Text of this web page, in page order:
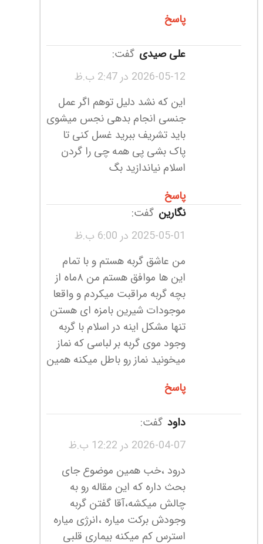
پاسخ
علی صیدی گفت:
2026-05-12 در 2:47 ب.ظ
این که نشد دلیل توهم اگر عمل
جنسی انجام بدهی نجس میشوی
باید تشریف ببرید غسل کنی تا
پاک بشی پی همه چی را گردن
اسلام نیاندازید بگ
پاسخ
نگارین گفت:
2025-05-01 در 6:00 ب.ظ
من عاشق گربه هستم و با تمام
این ها موافق هستم من ۸ماه از
بچه گربه مراقبت میکردم و واقعا
موجودات شیرین بامزه ای هستن
تنها مشکل اینه در اسلام با گربه
وجود موی گربه بر لباسی که نماز
میخونید نماز رو باطل میکنه همین
پاسخ
داود گفت:
2026-04-07 در 12:22 ب.ظ
درود ،خب همین موضوع جای
بحث داره که این مقاله رو به
چالش میکشه،آقا گفتن گربه
وجودش برکت میاره ،انرژی میاره
استرس کم میکنه بیماری قلبیارتباط با پشتیبانی